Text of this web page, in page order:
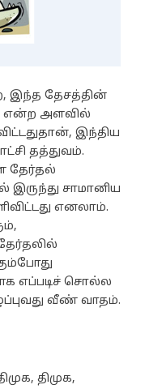
இந்த தேசத்தின்
என்ற அளவில்
இந்திய
தத்துவம்.
தேர்தல்
சாமானிய
எனலாம்.
எப்படிச் சொல்ல
வீண் வாதம்.
திமுக,